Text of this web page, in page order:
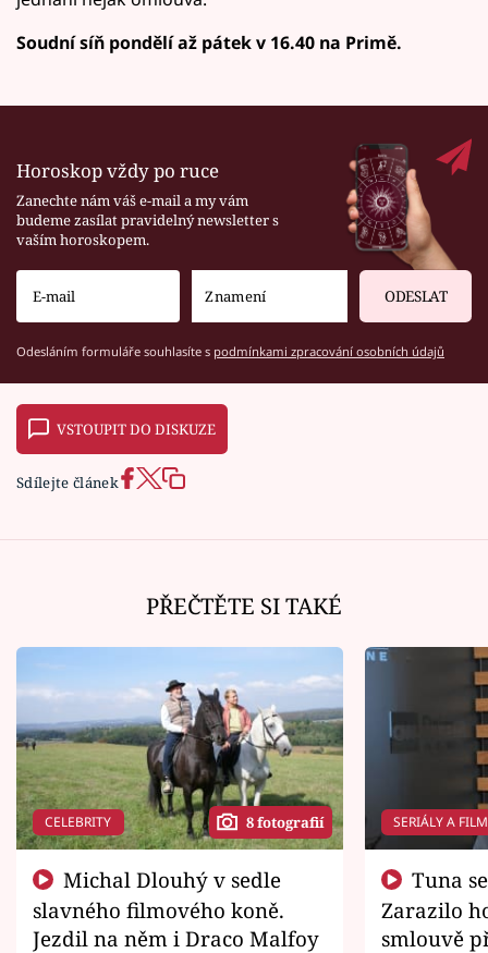
Soudní síň pondělí až pátek v 16.40 na Primě.
Horoskop vždy po ruce
Zanechte nám váš e-mail a my vám
budeme zasílat pravidelný newsletter s
vaším horoskopem.
ODESLAT
Odesláním formuláře souhlasíte s podmínkami zpracování osobních údajů
VSTOUPIT DO DISKUZE
Sdílejte článek
PŘEČTĚTE SI TAKÉ
CELEBRITY 8 fotografií
slavného filmového koně.
Jezdil na něm i Draco Malfoy
SERIÁLY A
Zarazilo
smlouvě